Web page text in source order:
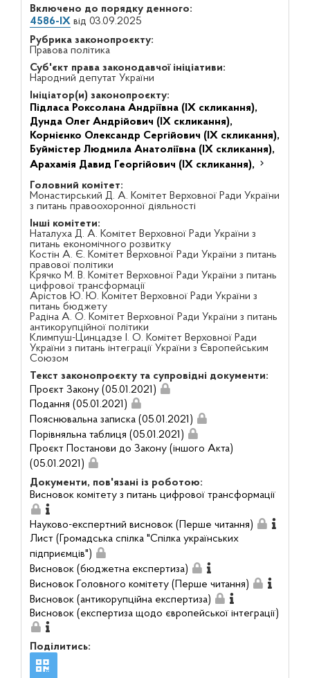
Включено до порядку денного:
4586-IXвід 03.09.2025
Рубрика законопроєкту:
Правова політика
Суб'єкт права законодавчої ініціативи:
Народний депутат України
Ініціатор(и) законопроєкту:
Підласа Роксолана Андріївна (IX скликання),
Дунда Олег Андрійович (IX скликання),
Корнієнко Олександр Сергійович (IX скликання),
Буймістер Людмила Анатоліївна (IX скликання),
Арахамія Давид Георгійович (IX скликання),
Головний комітет:
Монастирський Д. А. Комітет Верховної Ради України
з питань правоохоронної діяльності
Інші комітети:
Наталуха Д. А. Комітет Верховної Ради України з
питань економічного розвитку
Костін А. Є. Комітет Верховної Ради України з питань
правової політики
Крячко М. В. Комітет Верховної Ради України з питань
цифрової трансформації
Арістов Ю. Ю. Комітет Верховної Ради України з
питань бюджету
Радіна А. О. Комітет Верховної Ради України з питань
антикорупційної політики
Климпуш-Цинцадзе І. О. Комітет Верховної Ради
України з питань інтеграції України з Європейським
Союзом
Текст законопроєкту та супровідні документи:
Проєкт Закону (05.01.2021)
Подання (05.01.2021)
Пояснювальна записка (05.01.2021)
Порівняльна таблиця (05.01.2021)
Проєкт Постанови до Закону (іншого Акта)
(05.01.2021)
Документи, пов'язані із роботою:
Висновок комітету з питань цифрової трансформації
Науково-експертний висновок (Перше читання)
Лист (Громадська спілка "Спілка українських
підприємців")
Висновок (бюджетна експертиза)
Висновок Головного комітету (Перше читання)
Висновок (антикорупційна експертиза)
Висновок (експертиза щодо європейської інтеграції)
Поділитись: